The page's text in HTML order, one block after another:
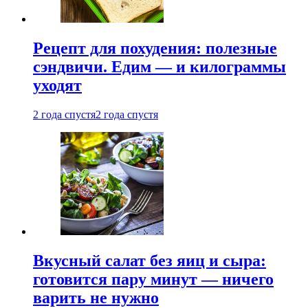
Рецепт для похудения: полезные
сэндвичи. Едим — и килограммы
уходят
2 года спустя2 года спустя
Вкусный салат без яиц и сыра:
готовится пару минут — ничего
варить не нужно